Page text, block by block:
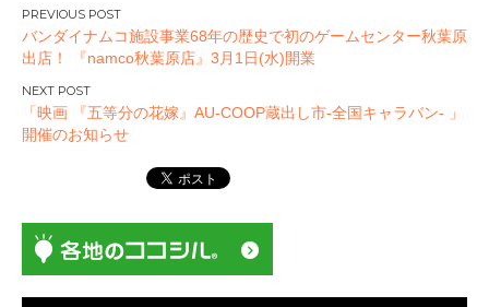
投
稿
ナ
ビ
ゲ
ョ
ン
バンダイナムコ施設事業68年の歴史で初のゲームセンター秋葉原
出店！ 『namco秋葉原店』3月1日(水)開業
「映画 『五等分の花嫁』AU-COOP蔵出し市-全国キャラバン- 」
開催のお知らせ